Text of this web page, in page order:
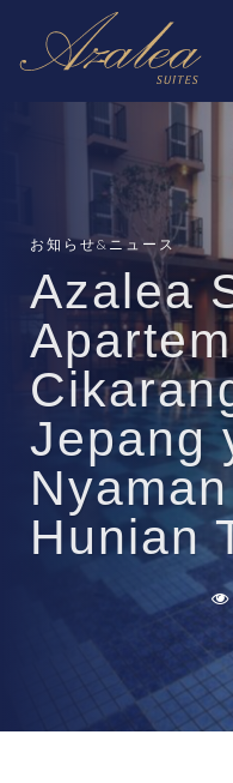
お知らせ&ニュース
Azalea
Jepang
Hunian